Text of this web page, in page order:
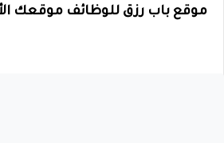
موقع باب رزق للوظائف موقعك